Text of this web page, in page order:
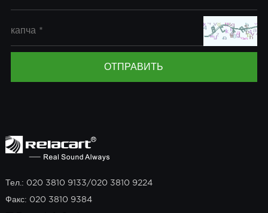
Тел.: 020 3810 9133/020 3810 9224
Факс: 020 3810 9384